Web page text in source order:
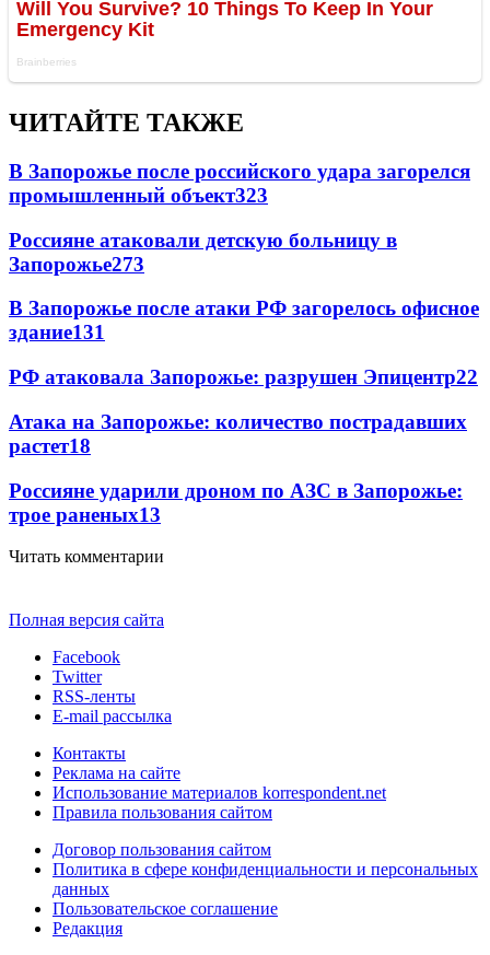
ЧИТАЙТЕ ТАКЖЕ
В Запорожье после российского удара загорелся
промышленный объект323
Россияне атаковали детскую больницу в
Запорожье273
В Запорожье после атаки РФ загорелось офисное
здание131
РФ атаковала Запорожье: разрушен Эпицентр22
Атака на Запорожье: количество пострадавших
растет18
Россияне ударили дроном по АЗС в Запорожье:
трое раненых13
Читать комментарии
Полная версия сайта
Facebook
Twitter
RSS-ленты
E-mail рассылка
Контакты
Реклама на сайте
Использование материалов korrespondent.net
Правила пользования сайтом
Договор пользования сайтом
Политика в сфере конфиденциальности и персональных
данных
Пользовательское соглашение
Редакция